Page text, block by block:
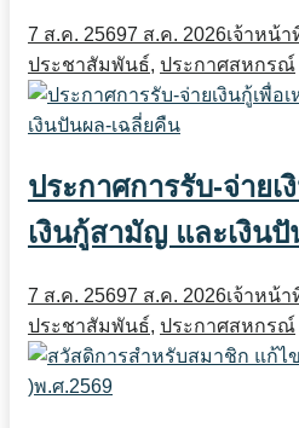
7 ส.ค. 25697 ส.ค. 2026เจ้าหน้
ประชาสัมพันธ์, ประกาศสหกรณ์
ประกาศการรับ-จ่ายเ
เงินกู้สามัญ และเงิน
7 ส.ค. 25697 ส.ค. 2026เจ้าหน้
ประชาสัมพันธ์, ประกาศสหกรณ์